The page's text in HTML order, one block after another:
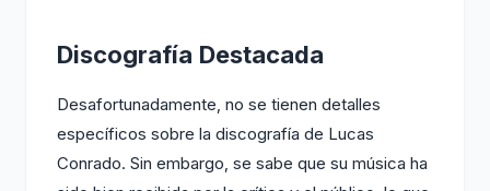
Discografía Destacada
Desafortunadamente, no se tienen detalles
específicos sobre la discografía de Lucas
Conrado. Sin embargo, se sabe que su música ha